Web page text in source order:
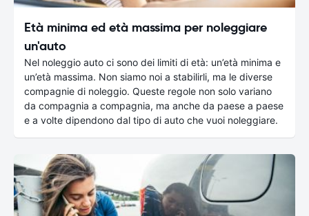
Età minima ed età massima per noleggiare
un'auto
Nel noleggio auto ci sono dei limiti di età: un’età minima e
un’età massima. Non siamo noi a stabilirli, ma le diverse
compagnie di noleggio. Queste regole non solo variano
da compagnia a compagnia, ma anche da paese a paese
e a volte dipendono dal tipo di auto che vuoi noleggiare.